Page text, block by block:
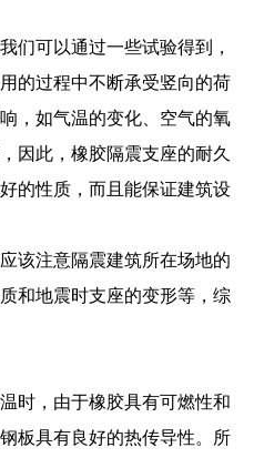
们可以通过一些试验得到，
的过程中不断承受竖向的荷
，如气温的变化、空气的氧
因此，橡胶隔震支座的耐久
的性质，而且能保证建筑设
该注意隔震建筑所在场地的
和地震时支座的变形等，综
时，由于橡胶具有可燃性和
板具有良好的热传导性。所